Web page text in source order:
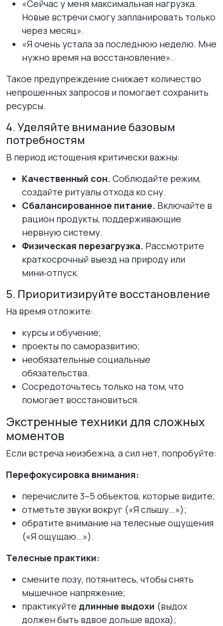
«Сейчас у меня максимальная нагрузка.
Новые встречи смогу запланировать только
через месяц».
«Я очень устала за последнюю неделю. Мне
нужно время на восстановление».
Такое предупреждение снижает количество
непрошенных запросов и помогает сохранить
ресурсы.
4. Уделяйте внимание базовым
потребностям
В период истощения критически важны:
Качественный сон. Соблюдайте режим,
создайте ритуалы отхода ко сну.
Сбалансированное питание. Включайте в
рацион продукты, поддерживающие
нервную систему.
Физическая перезагрузка. Рассмотрите
краткосрочный выезд на природу или
мини‑отпуск.
5. Приоритизируйте восстановление
На время отложите:
курсы и обучение;
проекты по саморазвитию;
необязательные социальные
обязательства.
Сосредоточьтесь только на том, что
помогает восстановиться.
Экстренные техники для сложных
моментов
Если встреча неизбежна, а сил нет, попробуйте:
Перефокусировка внимания:
перечислите 3–5 объектов, которые видите;
отметьте звуки вокруг («Я слышу…»);
обратите внимание на телесные ощущения
(«Я ощущаю…»).
Телесные практики:
смените позу, потянитесь, чтобы снять
мышечное напряжение;
практикуйте длинные выдохи (выдох
должен быть вдвое дольше вдоха);